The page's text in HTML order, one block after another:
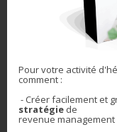
travailler votre prix
Pour votre activité
comment :
- Créer facilement et
stratégie de
revenue management